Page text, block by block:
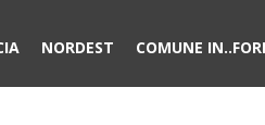
NORDEST COMUNE